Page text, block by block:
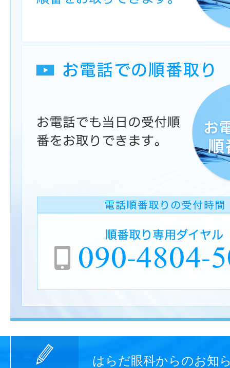
はらだ眼科からのお知